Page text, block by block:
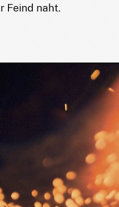
Feind naht.